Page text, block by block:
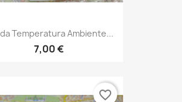
Temperatura Ambiente...
7,00 €
favorite_border